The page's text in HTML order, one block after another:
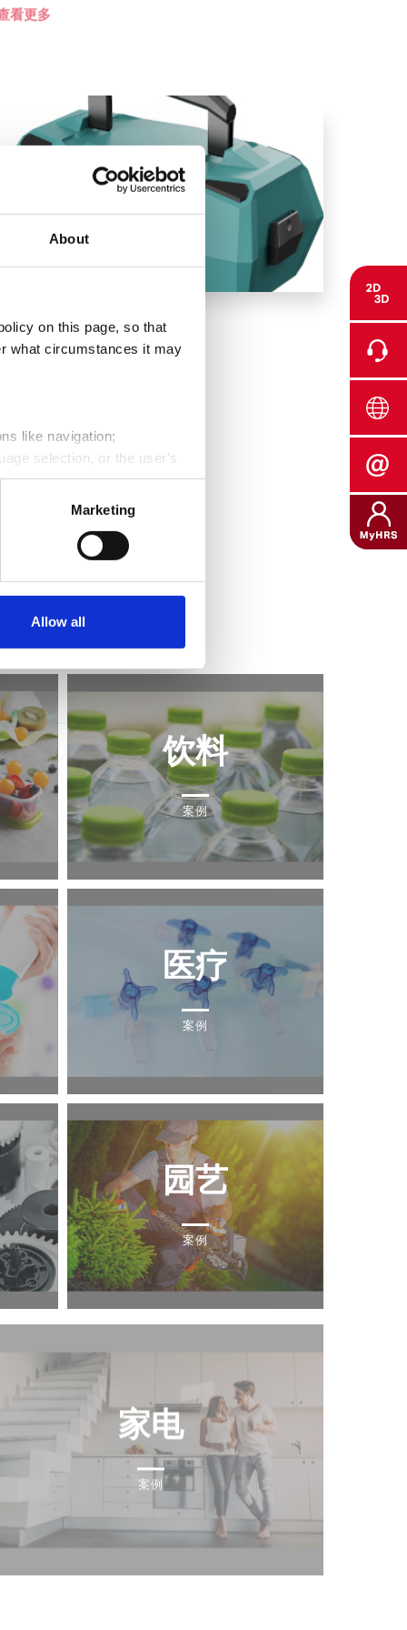
About
on this page, so that
what circumstances it may
like navigation;
selection, or the user's
average duration of each
the behavior of website
Marketing
Allow all
持续理念的工具箱
看更多
饮料
案例
医疗
案例
园艺
案例
家电
案例